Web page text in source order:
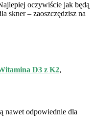
oczywiście jak będą
skner – zaoszczędzisz na
D3 z K2,
nawet odpowiednie dla